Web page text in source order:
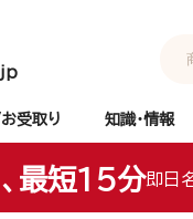
受取り 知識・情報
最短15分即日